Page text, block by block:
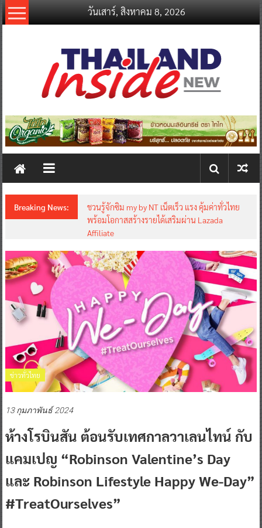
Skip
to
วันเสาร์, สิงหาคม 8, 2026
thailandinsidenew.com
Thailand
New
Breaking News:
ชวนรู้จักซิม my by NT เน็ตเร็ว แรง คุ้มค่าทั่วไทย
พร้อมโอกาสสร้างรายได้เสริมผ่าน Lazada
Affiliate
ข่าวทั่วไทย
13 กุมภาพันธ์ 2024
ห้างโรบินสัน ต้อนรับเทศกาลวาเลนไทน์ กับ
แคมเปญ “Robinson Valentine’s Day
และ Robinson Lifestyle Happy We-Day”
#TreatOurselves”